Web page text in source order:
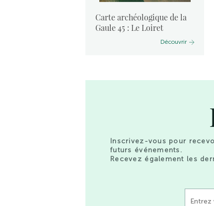
Carte archéologique de la
Gaule 45 : Le Loiret
Découvrir
Inscrivez-vous pour
futurs événements.
Recevez également les